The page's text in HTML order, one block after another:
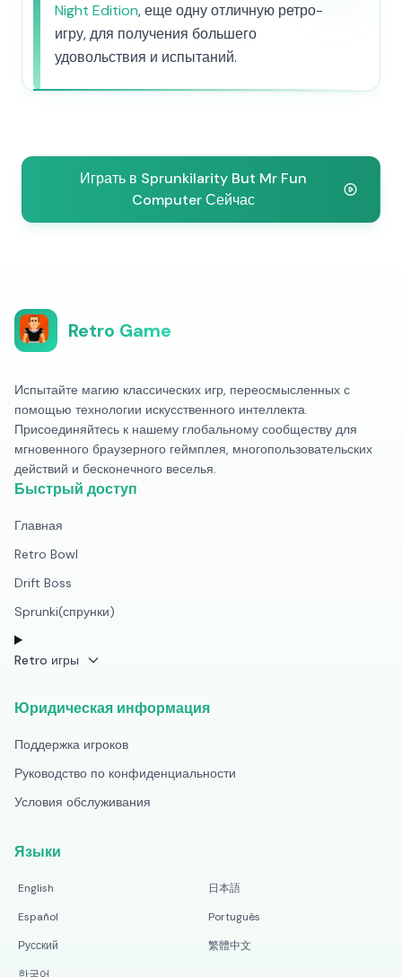
Night Edition, еще одну отличную ретро-
игру, для получения большего
удовольствия и испытаний.
Играть в Sprunkilarity But Mr Fun
Computer Сейчас
Retro Game
Испытайте магию классических игр, переосмысленных с
помощью технологии искусственного интеллекта.
Присоединяйтесь к нашему глобальному сообществу для
мгновенного браузерного геймплея, многопользовательских
действий и бесконечного веселья.
Быстрый доступ
Главная
Retro Bowl
Drift Boss
Sprunki(спрунки)
Retro игры
Юридическая информация
Поддержка игроков
Руководство по конфиденциальности
Условия обслуживания
Языки
English
日本語
Español
Português
Русский
繁體中文